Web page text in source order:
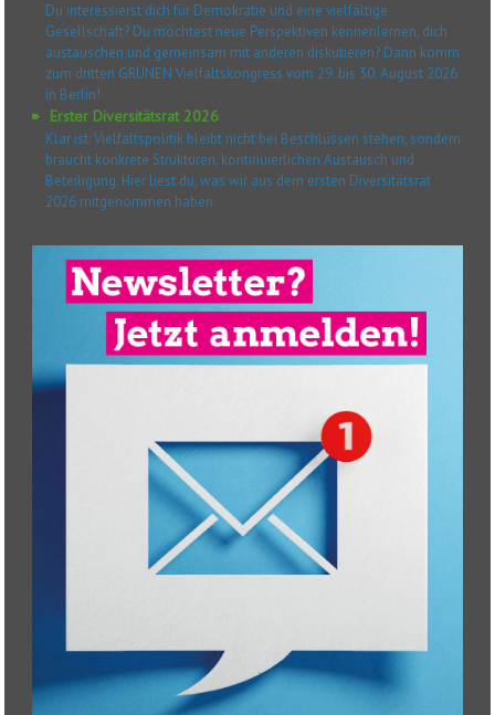
Du interessierst dich für Demokratie und eine vielfältige
Gesellschaft? Du möchtest neue Perspektiven kennenlernen, dich
austauschen und gemeinsam mit anderen diskutieren? Dann komm
zum dritten GRÜNEN Vielfaltskongress vom 29. bis 30. August 2026
in Berlin!
Erster Diversitätsrat 2026
Klar ist: Vielfaltspolitik bleibt nicht bei Beschlüssen stehen, sondern
braucht konkrete Strukturen, kontinuierlichen Austausch und
Beteiligung. Hier liest du, was wir aus dem ersten Diversitätsrat
2026 mitgenommen haben.